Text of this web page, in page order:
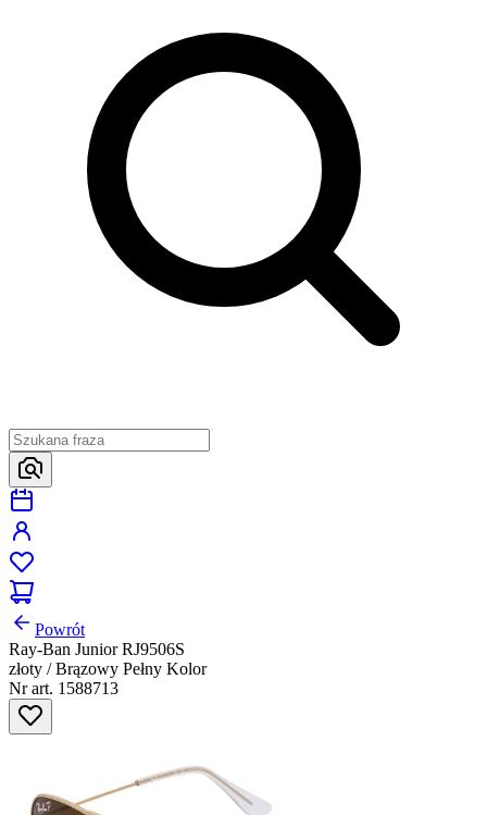
Powrót
Ray-Ban Junior RJ9506S
złoty / Brązowy Pełny Kolor
Nr art. 1588713